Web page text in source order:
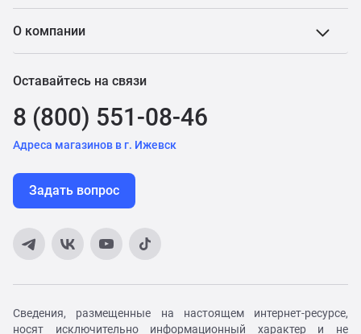
О компании
Оставайтесь на связи
8 (800) 551-08-46
Адреса магазинов в г. Ижевск
Задать вопрос
Сведения, размещенные на настоящем интернет-ресурсе,
носят исключительно информационный характер и не